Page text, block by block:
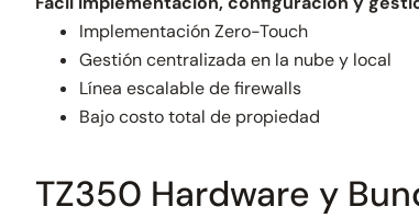
Implementación Zero-Touch
Gestión centralizada en la nube y local
Línea escalable de firewalls
Bajo costo total de propiedad
TZ350 Hardware y